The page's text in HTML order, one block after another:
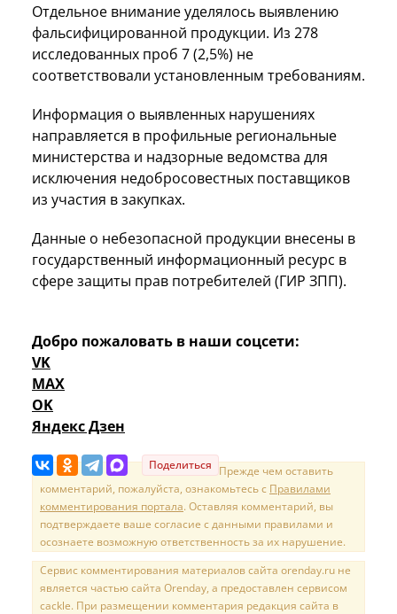
Отдельное внимание уделялось выявлению
фальсифицированной продукции. Из 278
исследованных проб 7 (2,5%) не
соответствовали установленным требованиям.
Информация о выявленных нарушениях
направляется в профильные региональные
министерства и надзорные ведомства для
исключения недобросовестных поставщиков
из участия в закупках.
Данные о небезопасной продукции внесены в
государственный информационный ресурс в
сфере защиты прав потребителей (ГИР ЗПП).
Добро пожаловать в наши соцсети:
VK
MAX
OK
Яндекс Дзен
Поделиться Прежде чем оставить
комментарий, пожалуйста, ознакомьтесь с Правилами
комментирования портала. Оставляя комментарий, вы
подтверждаете ваше согласие с данными правилами и
осознаете возможную ответственность за их нарушение.
Сервис комментирования материалов сайта orenday.ru не
является частью сайта Orenday, а предоставлен сервисом
cackle. При размещении комментария редакция сайта в